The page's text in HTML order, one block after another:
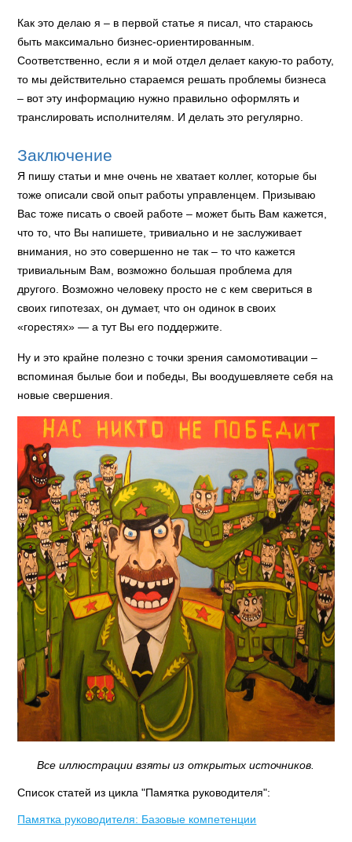
Как это делаю я – в первой статье я писал, что стараюсь
быть максимально бизнес-ориентированным.
Соответственно, если я и мой отдел делает какую-то работу,
то мы действительно стараемся решать проблемы бизнеса
– вот эту информацию нужно правильно оформлять и
транслировать исполнителям. И делать это регулярно.
Заключение
Я пишу статьи и мне очень не хватает коллег, которые бы
тоже описали свой опыт работы управленцем. Призываю
Вас тоже писать о своей работе – может быть Вам кажется,
что то, что Вы напишете, тривиально и не заслуживает
внимания, но это совершенно не так – то что кажется
тривиальным Вам, возможно большая проблема для
другого. Возможно человеку просто не с кем свериться в
своих гипотезах, он думает, что он одинок в своих
«горестях» — а тут Вы его поддержите.
Ну и это крайне полезно с точки зрения самомотивации –
вспоминая былые бои и победы, Вы воодушевляете себя на
новые свершения.
Все иллюстрации взяты из открытых источников.
Список статей из цикла "Памятка руководителя":
Памятка руководителя: Базовые компетенции